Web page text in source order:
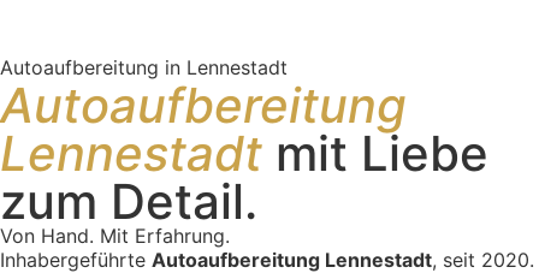
Autoaufbereitung in Lennestadt
Autoaufbereitung
Lennestadt mit Liebe
zum Detail.
Von Hand. Mit Erfahrung.
Inhabergeführte Autoaufbereitung Lennestadt, seit 2020.